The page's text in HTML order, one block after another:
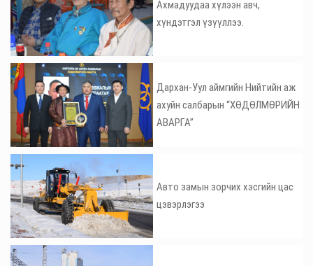
Ахмадуудаа хүлээн авч,
хүндэтгэл үзүүллээ.
Дархан-Уул аймгийн Нийтийн аж
ахуйн салбарын “ХӨДӨЛМӨРИЙН
АВАРГА”
Авто замын зорчих хэсгийн цас
цэвэрлэгээ